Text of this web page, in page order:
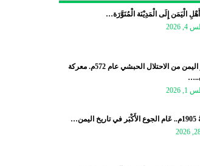
الْيَمَن إِلَى الْمَدِيْنَة الْمُنَوَّرَة…
2026
تحرير اليمن من الاحتلال الحبشي عام 572م. معركة
2026